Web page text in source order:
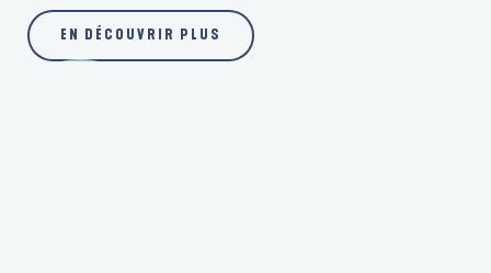
9 FAIRE UNE SESSION SHOPPING
EN DÉCOUVRIR PLUS